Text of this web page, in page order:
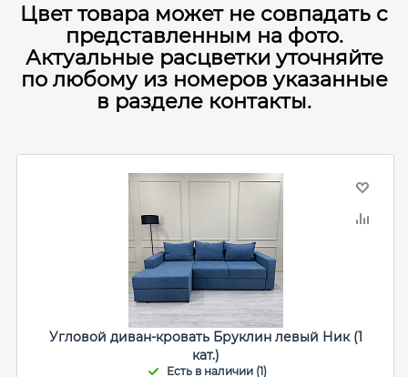
Цвет товара может не совпадать с
представленным на фото.
Актуальные расцветки уточняйте
по любому из номеров указанные
в разделе контакты.
Угловой диван-кровать Бруклин левый Ник (1
кат.)